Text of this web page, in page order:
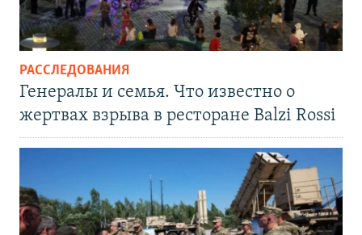
РАССЛЕДОВАНИЯ
Генералы и семья. Что известно о
жертвах взрыва в ресторане Balzi Rossi